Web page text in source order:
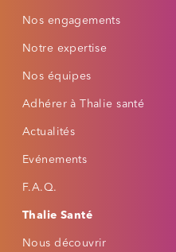
Nos engagements
Notre expertise
Nos équipes
Adhérer à Thalie santé
Actualités
Evénements
F.A.Q.
Thalie Santé
Nous découvrir
PROFILS RAPIDES
🌙
Épilepsie Basse vision
POLICE
Taille du texte
−
Famille de police